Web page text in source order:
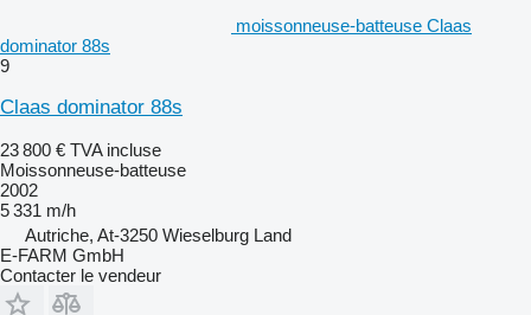
moissonneuse-batteuse Claas
dominator 88s
9
Claas dominator 88s
23 800 € TVA incluse
Moissonneuse-batteuse
2002
5 331 m/h
Autriche, At-3250 Wieselburg Land
E-FARM GmbH
Contacter le vendeur